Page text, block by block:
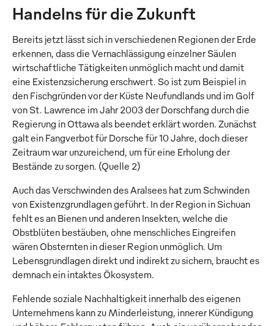
Handelns für die Zukunft
Bereits jetzt lässt sich in verschiedenen Regionen der Erde
erkennen, dass die Vernachlässigung einzelner Säulen
wirtschaftliche Tätigkeiten unmöglich macht und damit
eine Existenzsicherung erschwert. So ist zum Beispiel in
den Fischgründen vor der Küste Neufundlands und im Golf
von St. Lawrence im Jahr 2003 der Dorschfang durch die
Regierung in Ottawa als beendet erklärt worden. Zunächst
galt ein Fangverbot für Dorsche für 10 Jahre, doch dieser
Zeitraum war unzureichend, um für eine Erholung der
Bestände zu sorgen. (Quelle 2)
Auch das Verschwinden des Aralsees hat zum Schwinden
von Existenzgrundlagen geführt. In der Region in Sichuan
fehlt es an Bienen und anderen Insekten, welche die
Obstblüten bestäuben, ohne menschliches Eingreifen
wären Obsternten in dieser Region unmöglich. Um
Lebensgrundlagen direkt und indirekt zu sichern, braucht es
demnach ein intaktes Ökosystem.
Fehlende soziale Nachhaltigkeit innerhalb des eigenen
Unternehmens kann zu Minderleistung, innerer Kündigung